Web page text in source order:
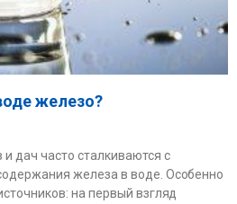
железо?
дач часто сталкиваются с
железа в воде. Особенно
на первый взгляд